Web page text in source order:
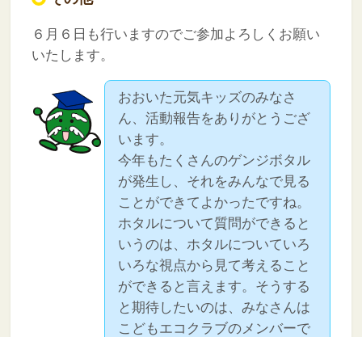
６月６日も行いますのでご参加よろしくお願い
いたします。
おおいた元気キッズのみなさ
ん、活動報告をありがとうござ
います。
今年もたくさんのゲンジボタル
が発生し、それをみんなで見る
ことができてよかったですね。
ホタルについて質問ができると
いうのは、ホタルについていろ
いろな視点から見て考えること
ができると言えます。そうする
と期待したいのは、みなさんは
こどもエコクラブのメンバーで